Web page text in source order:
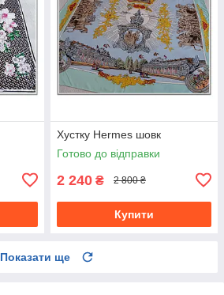
Хустку Hermes шовк
Готово до відправки
2 240 ₴ 2 800 ₴
Купити
Показати ще